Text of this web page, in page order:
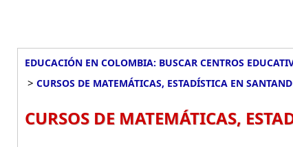
EDUCACIÓN EN COLOMBIA: BUSCAR CENTROS
> CURSOS DE MATEMÁTICAS, ESTADÍSTICA EN
CURSOS DE MATEMÁTICAS,